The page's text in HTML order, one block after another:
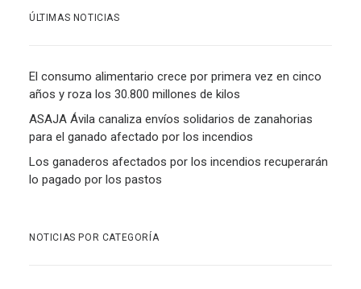
ÚLTIMAS NOTICIAS
El consumo alimentario crece por primera vez en cinco
años y roza los 30.800 millones de kilos
ASAJA Ávila canaliza envíos solidarios de zanahorias
para el ganado afectado por los incendios
Los ganaderos afectados por los incendios recuperarán
lo pagado por los pastos
NOTICIAS POR CATEGORÍA